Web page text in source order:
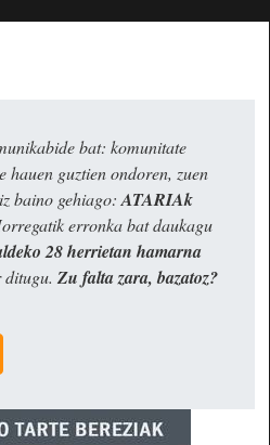
bat: komunitate
hauen guztien ondoren, zuen
baino gehiago:ATARIAk
erronka bat daukagu
28 herrietan hamarna
ditugu. Zu falta zara, bazatoz?